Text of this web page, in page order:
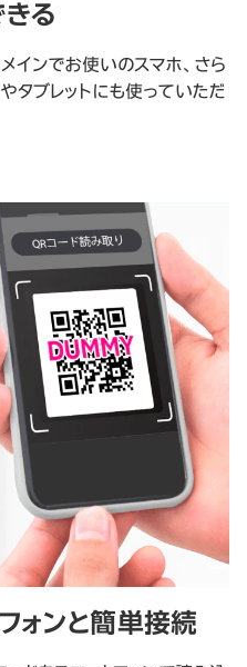
る
インでお使いのスマホ、さら
タブレットにも使っていただ
ォンと簡単接続